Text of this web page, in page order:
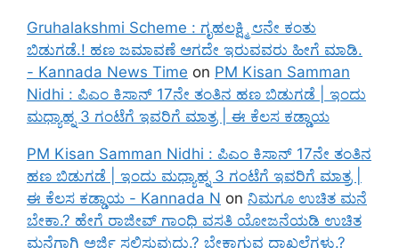
Gruhalakshmi Scheme : ಗೃಹಲಕ್ಷ್ಮಿ ೮ನೇ ಕಂತು
ಬಿಡುಗಡೆ.! ಹಣ ಜಮಾವಣೆ ಆಗದೇ ಇರುವವರು ಹೀಗೆ ಮಾಡಿ.
- Kannada News Time on PM Kisan Samman
Nidhi : ಪಿಎಂ ಕಿಸಾನ್ 17ನೇ ತಂತಿನ ಹಣ ಬಿಡುಗಡೆ | ಇಂದು
ಮಧ್ಯಾಹ್ನ 3 ಗಂಟೆಗೆ ಇವರಿಗೆ ಮಾತ್ರ | ಈ ಕೆಲಸ ಕಡ್ಡಾಯ
PM Kisan Samman Nidhi : ಪಿಎಂ ಕಿಸಾನ್ 17ನೇ ತಂತಿನ
ಹಣ ಬಿಡುಗಡೆ | ಇಂದು ಮಧ್ಯಾಹ್ನ 3 ಗಂಟೆಗೆ ಇವರಿಗೆ ಮಾತ್ರ |
ಈ ಕೆಲಸ ಕಡ್ಡಾಯ - Kannada N on ನಿಮಗೂ ಉಚಿತ ಮನೆ
ಬೇಕಾ.? ಹೇಗೆ ರಾಜೀವ್ ಗಾಂಧಿ ವಸತಿ ಯೋಜನೆಯಡಿ ಉಚಿತ
ಮನೆಗಾಗಿ ಅರ್ಜಿ ಸಲ್ಲಿಸುವುದು.? ಬೇಕಾಗುವ ದಾಖಲೆಗಳು.?